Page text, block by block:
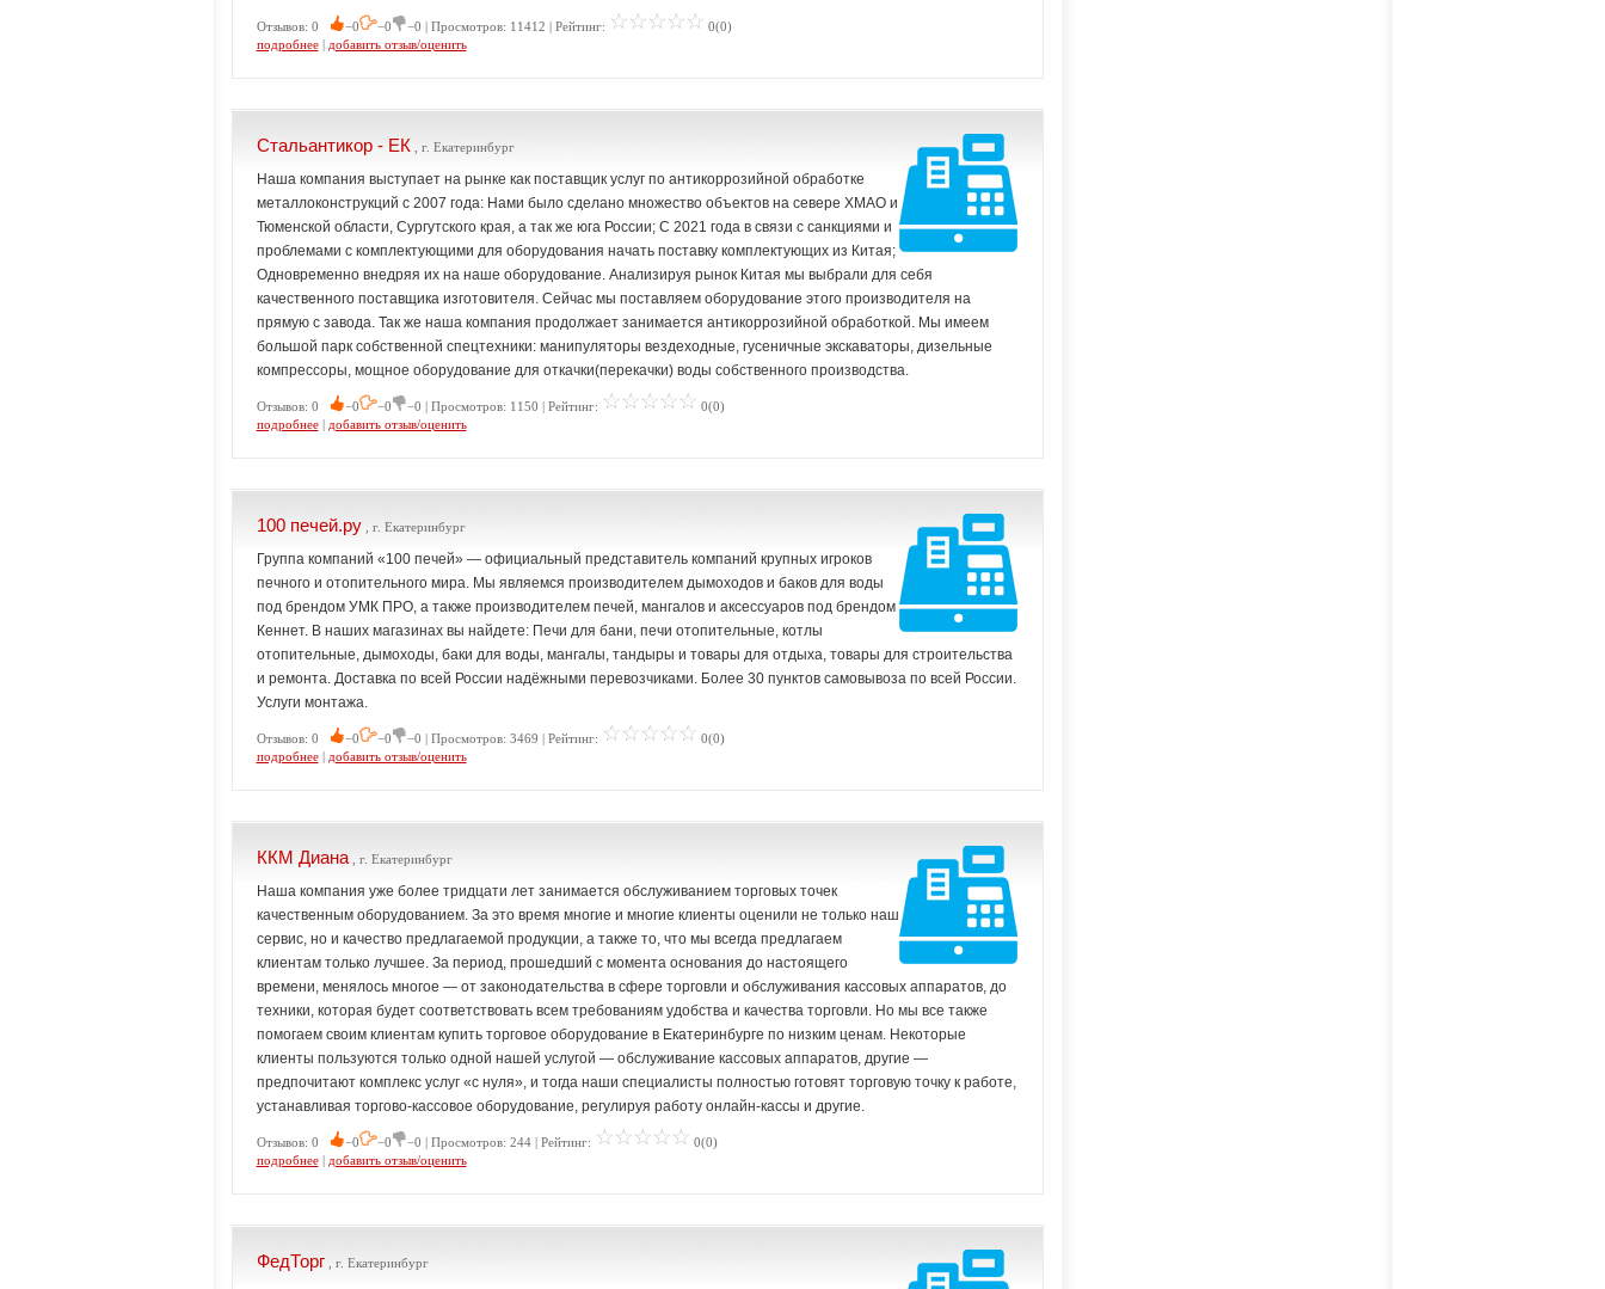
Отзывов: 0 −0 −0 −0 | Просмотров: 11412 | Рейтинг:
0(0)
подробнее| добавить отзыв/оценить
Стальантикор - ЕК , г. Екатеринбург
Наша компания выступает на рынке как поставщик услуг по антикоррозийной обработке
металлоконструкций с 2007 года: Нами было сделано множество объектов на севере ХМАО и
Тюменской области, Сургутского края, а так же юга России; С 2021 года в связи с санкциями и
проблемами с комплектующими для оборудования начать поставку комплектующих из Китая;
Одновременно внедряя их на наше оборудование. Анализируя рынок Китая мы выбрали для себя
качественного поставщика изготовителя. Сейчас мы поставляем оборудование этого производителя на
прямую с завода. Так же наша компания продолжает занимается антикоррозийной обработкой. Мы имеем
большой парк собственной спецтехники: манипуляторы вездеходные, гусеничные экскаваторы, дизельные
компрессоры, мощное оборудование для откачки(перекачки) воды собственного производства.
Отзывов: 0 −0 −0 −0 | Просмотров: 1150 | Рейтинг:
0(0)
подробнее| добавить отзыв/оценить
100 печей.ру, г. Екатеринбург
Группа компаний «100 печей» — официальный представитель компаний крупных игроков
печного и отопительного мира. Мы являемся производителем дымоходов и баков для воды
под брендом УМК ПРО, а также производителем печей, мангалов и аксессуаров под брендом
Кеннет. В наших магазинах вы найдете: Печи для бани, печи отопительные, котлы
отопительные, дымоходы, баки для воды, мангалы, тандыры и товары для отдыха, товары для строительства
и ремонта. Доставка по всей России надёжными перевозчиками. Более 30 пунктов самовывоза по всей России.
Услуги монтажа.
Отзывов: 0 −0 −0 −0 | Просмотров: 3469 | Рейтинг:
0(0)
подробнее| добавить отзыв/оценить
ККМ Диана, г. Екатеринбург
Наша компания уже более тридцати лет занимается обслуживанием торговых точек
качественным оборудованием. За это время многие и многие клиенты оценили не только наш
сервис, но и качество предлагаемой продукции, а также то, что мы всегда предлагаем
клиентам только лучшее. За период, прошедший с момента основания до настоящего
времени, менялось многое — от законодательства в сфере торговли и обслуживания кассовых аппаратов, до
техники, которая будет соответствовать всем требованиям удобства и качества торговли. Но мы все также
помогаем своим клиентам купить торговое оборудование в Екатеринбурге по низким ценам. Некоторые
клиенты пользуются только одной нашей услугой — обслуживание кассовых аппаратов, другие —
предпочитают комплекс услуг «с нуля», и тогда наши специалисты полностью готовят торговую точку к работе,
устанавливая торгово-кассовое оборудование, регулируя работу онлайн-кассы и другие.
Отзывов: 0 −0 −0 −0 | Просмотров: 244 | Рейтинг:
0(0)
подробнее| добавить отзыв/оценить
ФедТорг, г. Екатеринбург